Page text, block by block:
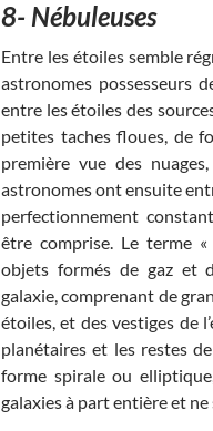
8- Nébuleuses
Entre les étoiles semble
astronomes possesseurs
entre les étoiles des
petites taches floues, de
première vue des
astronomes ont ensuite
perfectionnement
être comprise. Le terme
objets formés de gaz et
galaxie, comprenant de
étoiles, et des vestiges de
planétaires et les restes
forme spirale ou
galaxies à part entière et